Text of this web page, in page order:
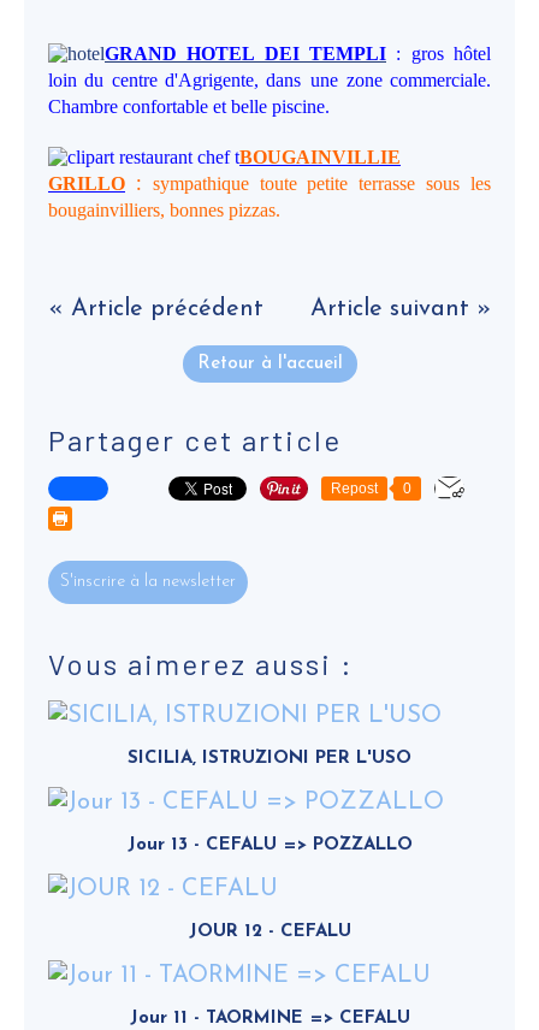
GRAND HOTEL DEI TEMPLI : gros hôtel
loin du centre d'Agrigente, dans une zone commerciale.
Chambre confortable et belle piscine.
BOUGAINVILLIE
GRILLO : sympathique toute petite terrasse sous les
bougainvilliers, bonnes pizzas.
« Article précédent Article suivant »
Retour à l'accueil
Partager cet article
Repost 0
S'inscrire à la newsletter
Vous aimerez aussi :
SICILIA, ISTRUZIONI PER L'USO
Jour 13 - CEFALU => POZZALLO
JOUR 12 - CEFALU
Jour 11 - TAORMINE => CEFALU